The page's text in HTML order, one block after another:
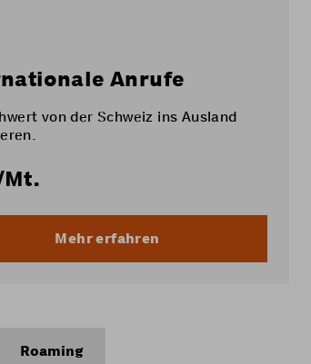
Anrufe
von der Schweiz ins Ausland
Mehr erfahren
Roaming